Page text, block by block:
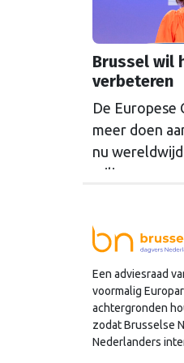
Brussel wil
verbeteren
De Europese
meer doen
nu
miljoen
Een adviesraad
voormalig
achtergronden
zodat Brusselse
Nederlanders